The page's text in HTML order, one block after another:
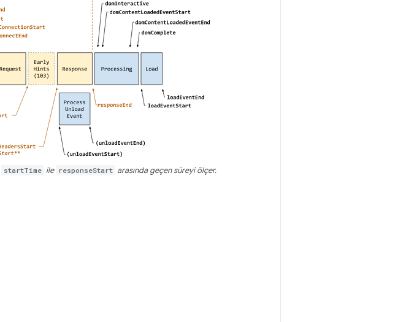
startTime ile responseStart arasında geçen süreyi ölçer.